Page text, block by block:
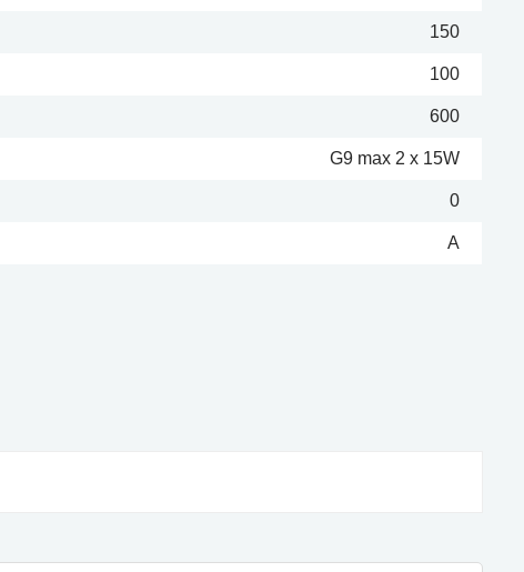
150
100
600
G9 max 2 x 15W
0
A